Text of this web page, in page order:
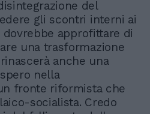
del
gli scontri interni ai
dovrebbe approfittare di
una trasformazione
anche una
nella
fronte riformista che
socialista. Credo